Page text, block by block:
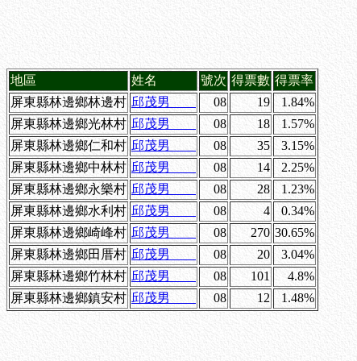
地區 姓名 號次 得票數 得票率
屏東縣林邊鄉林邊村 邱茂男 08 19
1.84%
屏東縣林邊鄉光林村 邱茂男 08 18
1.57%
屏東縣林邊鄉仁和村 邱茂男 08 35
3.15%
屏東縣林邊鄉中林村 邱茂男 08 14
2.25%
屏東縣林邊鄉永樂村 邱茂男 08 28
1.23%
屏東縣林邊鄉水利村 邱茂男 08 4
0.34%
屏東縣林邊鄉崎峰村 邱茂男 08 270 30.65%
屏東縣林邊鄉田厝村 邱茂男 08 20
3.04%
屏東縣林邊鄉竹林村 邱茂男 08 101
4.8%
屏東縣林邊鄉鎮安村 邱茂男 08 12 1.48%